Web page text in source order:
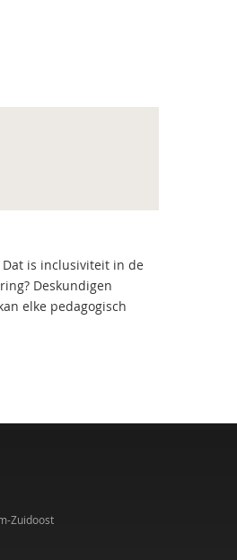
is inclusiviteit in de
Deskundigen
elke pedagogisch
Zuidoost